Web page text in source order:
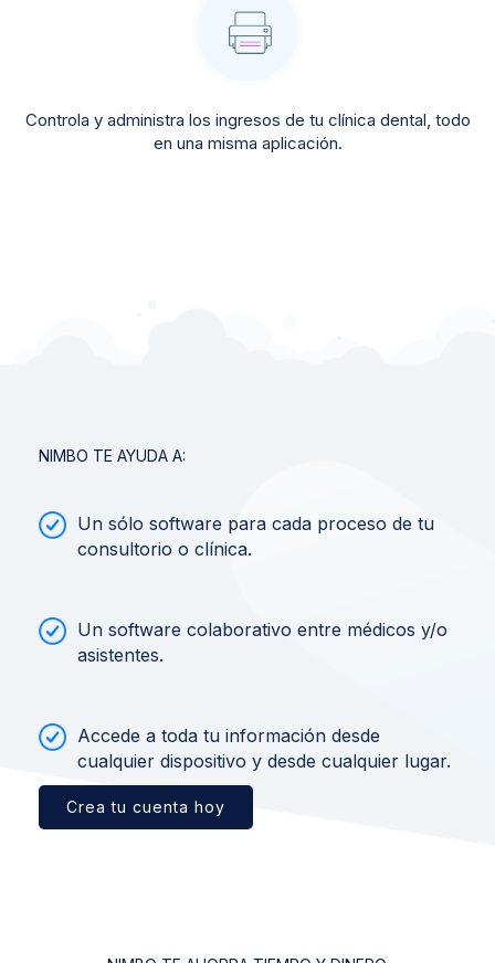
Controla y administra los ingresos de tu clínica dental, todo
en una misma aplicación.
NIMBO TE AYUDA A:
Un sólo software para cada proceso de tu
consultorio o clínica.
Un software colaborativo entre médicos y/o
asistentes.
Accede a toda tu información desde
cualquier dispositivo y desde cualquier lugar.
Crea tu cuenta hoy